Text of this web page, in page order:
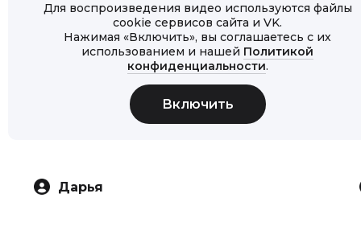
Для воспроизведения видео используются файлы
cookie сервисов сайта и VK.
Нажимая «Включить», вы соглашаетесь с их
использованием и нашей Политикой
конфиденциальности.
Дарья